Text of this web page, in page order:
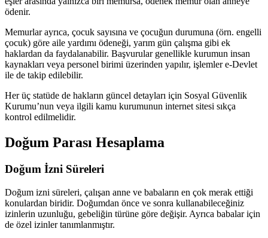
ödenir.
Memurlar ayrıca, çocuk sayısına ve çocuğun durumuna (örn. engelli
çocuk) göre aile yardımı ödeneği, yarım gün çalışma gibi ek
haklardan da faydalanabilir. Başvurular genellikle kurumun insan
kaynakları veya personel birimi üzerinden yapılır, işlemler e-Devlet
ile de takip edilebilir.
Her üç statüde de hakların güncel detayları için Sosyal Güvenlik
Kurumu’nun veya ilgili kamu kurumunun internet sitesi sıkça
kontrol edilmelidir.
Doğum Parası Hesaplama
Doğum İzni Süreleri
Doğum izni süreleri, çalışan anne ve babaların en çok merak ettiği
konulardan biridir. Doğumdan önce ve sonra kullanabileceğiniz
izinlerin uzunluğu, gebeliğin türüne göre değişir. Ayrıca babalar için
de özel izinler tanımlanmıştır.